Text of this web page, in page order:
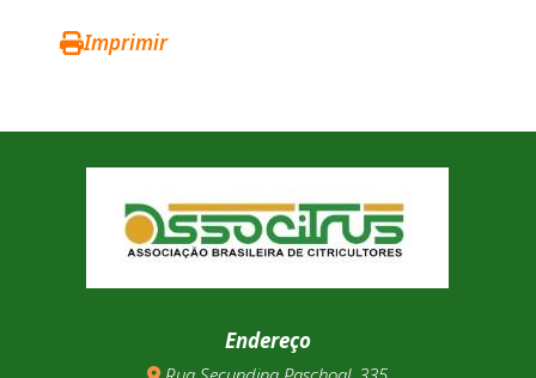
Imprimir
Endereço